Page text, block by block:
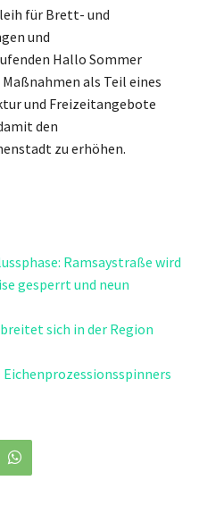
für Brett- und
und
Hallo Sommer
als Teil eines
und Freizeitangebote
den
zu erhöhen.
Ramsaystraße wird
gesperrt und neun
sich in der Region